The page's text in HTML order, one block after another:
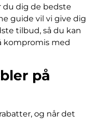
du dig de bedste
guide vil vi give dig
tilbud, så du kan
kompromis med
på
og når det